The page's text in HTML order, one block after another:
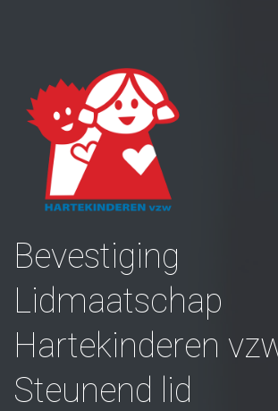
Bevestiging
Lidmaatschap
Hartekinderen
Steunend lid